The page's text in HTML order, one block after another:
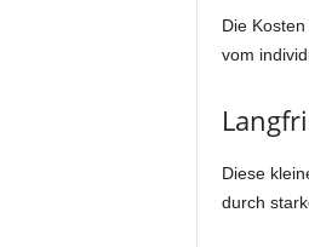
Die
vom
Diese
durch